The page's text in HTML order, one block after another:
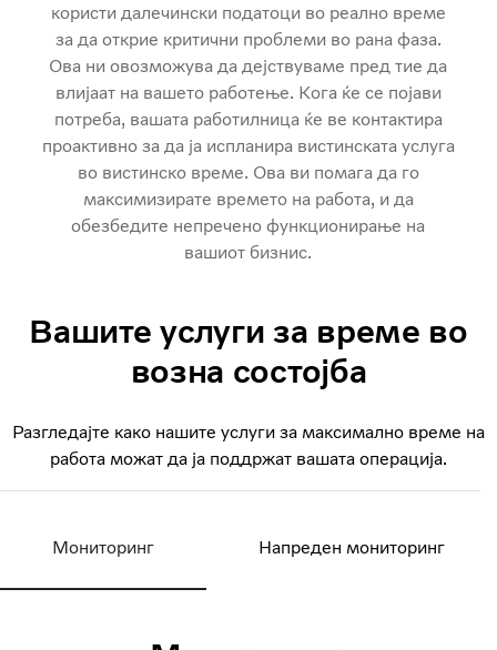
користи далечински податоци во реално време
за да открие критични проблеми во рана фаза.
Ова ни овозможува да дејствуваме пред тие да
влијаат на вашето работење. Кога ќе се појави
потреба, вашата работилница ќе ве контактира
проактивно за да ја испланира вистинската услуга
во вистинско време. Ова ви помага да го
максимизирате времето на работа, и да
обезбедите непречено функционирање на
вашиот бизнис.
Вашите услуги за време во
возна состојба
Разгледајте како нашите услуги за максимално време на
работа можат да ја поддржат вашата операција.
Мониторинг Напреден мониторинг